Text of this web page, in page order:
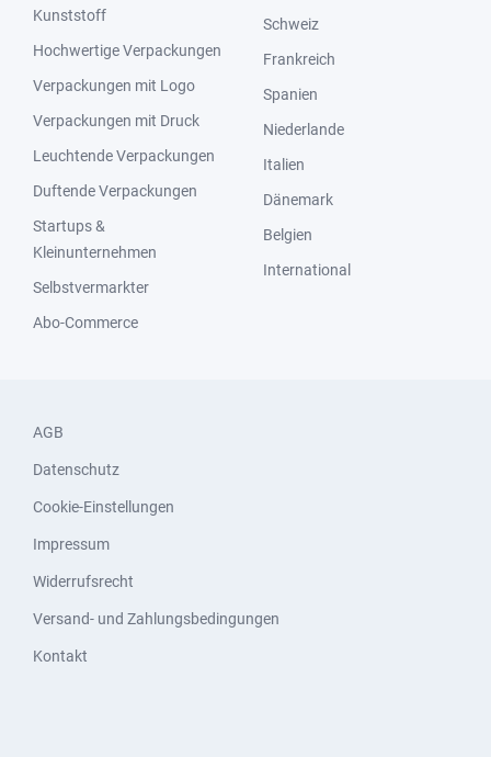
Kunststoff
Hochwertige Verpackungen
Verpackungen mit Logo
Verpackungen mit Druck
Leuchtende Verpackungen
Duftende Verpackungen
Startups &
Kleinunternehmen
Selbstvermarkter
Abo-Commerce
Schweiz
Frankreich
Spanien
Niederlande
Italien
Dänemark
Belgien
International
AGB
Datenschutz
Cookie-Einstellungen
Impressum
Widerrufsrecht
Versand- und Zahlungsbedingungen
Kontakt